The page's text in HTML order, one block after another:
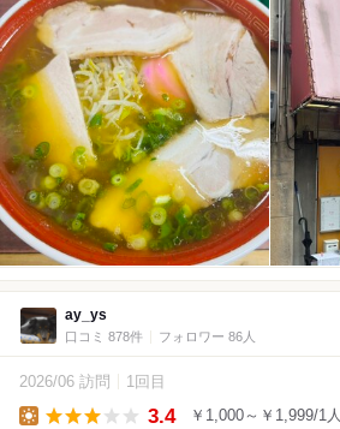
ay_ys
口コミ 878件 フォロワー 86人
2026/06 訪問 1回目
3.4 ￥1,000～￥1,999/1人